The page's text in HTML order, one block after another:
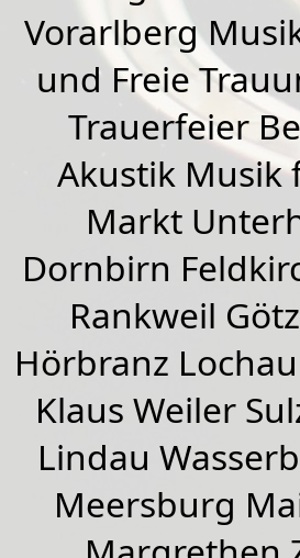
Vorarlberg
und Freie
Trauerfeier
Akustik Musik
Markt
Dornbirn
Rankweil
Hörbranz Lochau
Klaus Weiler
Lindau
Meersburg